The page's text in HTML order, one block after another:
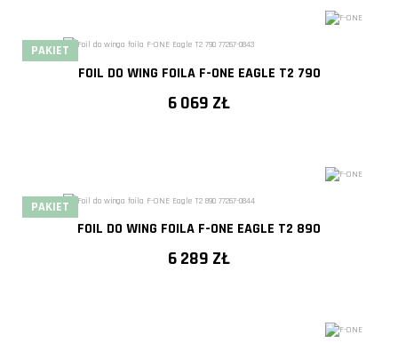
FOIL DO WING FOILA F-ONE EAGLE T2 790
6 069 ZŁ
PAKIET
FOIL DO WING FOILA F-ONE EAGLE T2 890
6 289 ZŁ
PAKIET